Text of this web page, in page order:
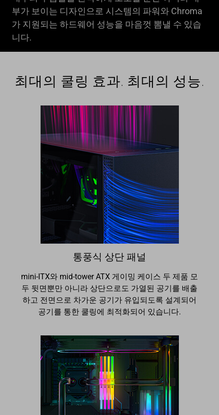
부가 보이는 디자인으로 시스템의 파워와 Chroma
가 지원되는 하드웨어 성능을 마음껏 뽐낼 수 있습
니다.
최대의 쿨링 효과. 최대의 성능.
통풍식 상단 패널
mini-ITX와 mid-tower ATX 게이밍 케이스 두 제품 모
두 뒷면뿐만 아니라 상단으로도 가열된 공기를 배출
하고 전면으로 차가운 공기가 유입되도록 설계되어
공기를 통한 쿨링에 최적화되어 있습니다.